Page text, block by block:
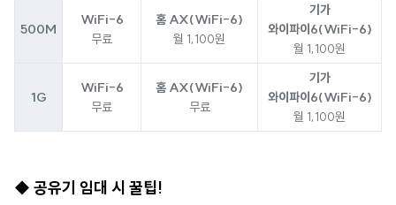
500M
WiFi-6
무료
홈 AX(WiFi-6)
월 1,100원
기가
와이파이6(WiFi-6)
월 1,100원
1G
WiFi-6
무료
홈 AX(WiFi-6)
무료
기가
와이파이6(WiFi-6)
월 1,100원
◆ 공유기 임대 시 꿀팁!